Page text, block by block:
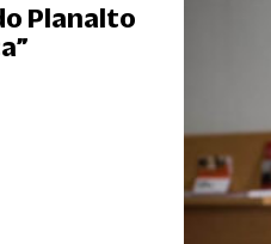
Planalto